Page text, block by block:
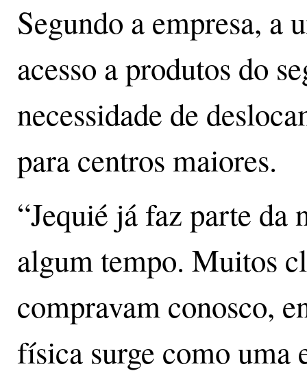
Segundo a empresa, a
acesso a produtos do
necessidade de
para centros maiores.
“Jequié já faz parte da
algum tempo. Muitos
compravam conosco,
física surge como uma